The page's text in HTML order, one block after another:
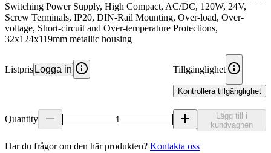
Switching Power Supply, High Compact, AC/DC, 120W, 24V,
Screw Terminals, IP20, DIN-Rail Mounting, Over-load, Over-
voltage, Short-circuit and Over-temperature Protections,
32x124x119mm metallic housing
Listpris Logga in Tillgänglighet
Kontrollera tillgänglighet
Quantity
Lägg till i
kundvagnen
Har du frågor om den här produkten? Kontakta oss